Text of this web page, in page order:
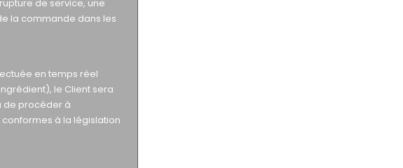
de service, une
la commande dans les
en temps réel
le Client sera
de procéder à
à la législation